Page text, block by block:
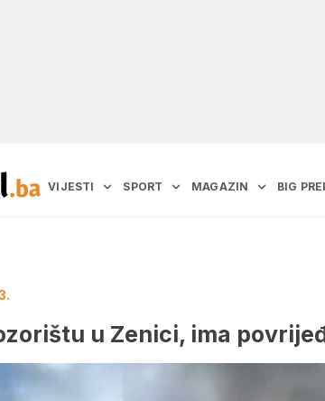
VIJESTI SPORT MAGAZIN BIG
u Zenici, ima